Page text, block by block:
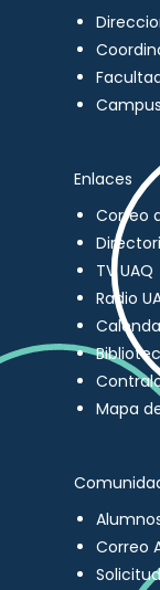
Campus
Enlaces
Correo
TV UAQ
Radio
Mapa
Correo